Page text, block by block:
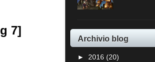
7]
Archivio blog
► 2016 (20)